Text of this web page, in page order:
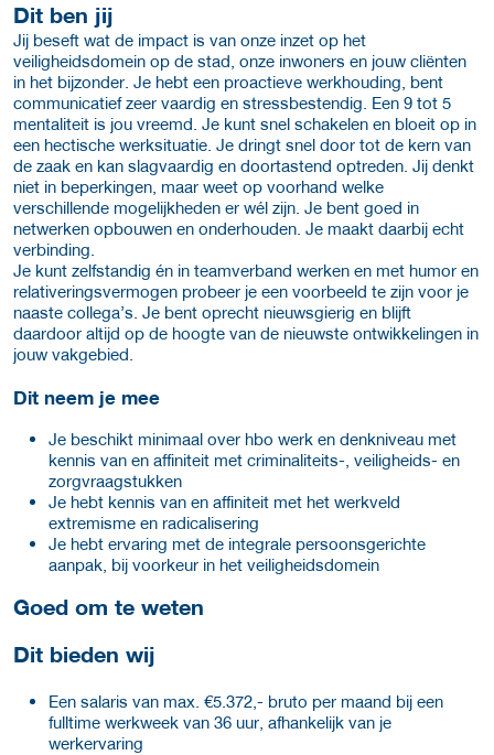
Dit ben jij
Jij beseft wat de impact is van onze inzet op het
veiligheidsdomein op de stad, onze inwoners en jouw cliënten
in het bijzonder. Je hebt een proactieve werkhouding, bent
communicatief zeer vaardig en stressbestendig. Een 9 tot 5
mentaliteit is jou vreemd. Je kunt snel schakelen en bloeit op in
een hectische werksituatie. Je dringt snel door tot de kern van
de zaak en kan slagvaardig en doortastend optreden. Jij denkt
niet in beperkingen, maar weet op voorhand welke
verschillende mogelijkheden er wél zijn. Je bent goed in
netwerken opbouwen en onderhouden. Je maakt daarbij echt
verbinding.
Je kunt zelfstandig én in teamverband werken en met humor en
relativeringsvermogen probeer je een voorbeeld te zijn voor je
naaste collega’s. Je bent oprecht nieuwsgierig en blijft
daardoor altijd op de hoogte van de nieuwste ontwikkelingen in
jouw vakgebied.
Dit neem je mee
Je beschikt minimaal over hbo werk en denkniveau met
kennis van en affiniteit met criminaliteits-, veiligheids- en
zorgvraagstukken
Je hebt kennis van en affiniteit met het werkveld
extremisme en radicalisering
Je hebt ervaring met de integrale persoonsgerichte
aanpak, bij voorkeur in het veiligheidsdomein
Goed om te weten
Dit bieden wij
Een salaris van max. €5.372,- bruto per maand bij een
fulltime werkweek van 36 uur, afhankelijk van je
werkervaring